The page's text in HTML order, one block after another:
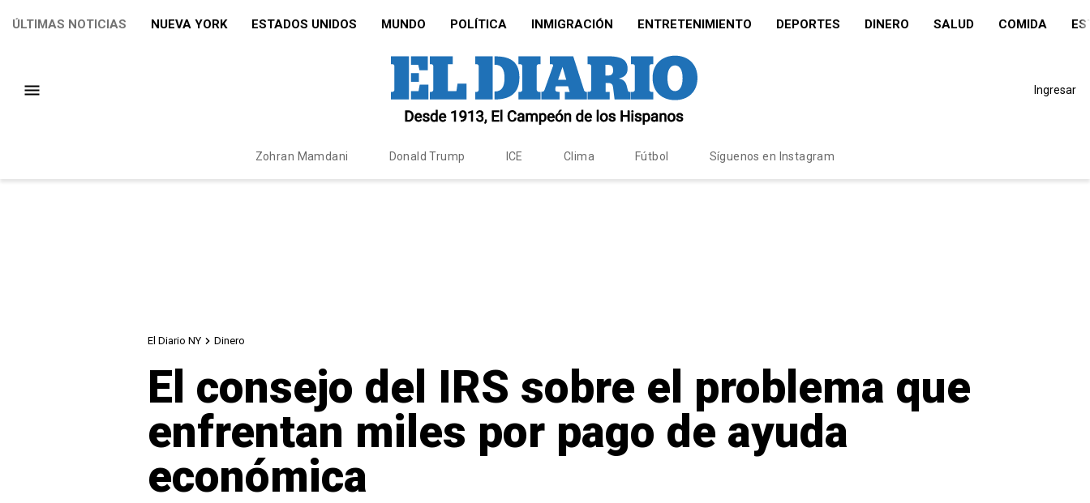
ÚLTIMAS NOTICIAS NUEVA YORK ESTADOS UNIDOS MUNDO POLÍTICA INMIGRACIÓN ENTRETENIMIENTO DEPORTES DINERO SALUD COMIDA
Ingresar
Zohran Mamdani Donald Trump ICE Clima Fútbol Síguenos en Instagram
El Diario NY Dinero
El consejo del IRS sobre el problema que
enfrentan miles por pago de ayuda
económica